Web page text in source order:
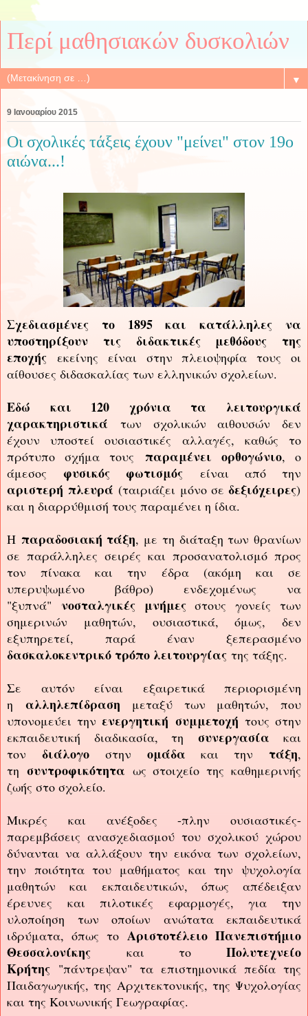
Περί μαθησιακών δυσκολιών
▼
9 Ιανουαρίου 2015
Οι σχολικές τάξεις έχουν "μείνει" στον 19ο
αιώνα...!
Σχεδιασμένες το 1895 και κατάλληλες να
υποστηρίξουν τις διδακτικές μεθόδους της
εποχής
εκείνης είναι στην πλειοψηφία τους οι
αίθουσες διδασκαλίας των ελληνικών σχολείων.
Εδώ και 120 χρόνια τα λειτουργικά
χαρακτηριστικά
των σχολικών αιθουσών δεν
έχουν υποστεί ουσιαστικές αλλαγές, καθώς το
πρότυπο σχήμα τους παραμένει ορθογώνιο, ο
άμεσοςφυσικός φωτισμός είναι από την
αριστερή πλευρά(ταιριάζει μόνο σε δεξιόχειρες)
και η διαρρύθμισή τους παραμένει η ίδια.
Η παραδοσιακή τάξη, με τη διάταξη των θρανίων
σε παράλληλες σειρές και προσανατολισμό προς
τον πίνακα και την έδρα (ακόμη και σε
υπερυψωμένο βάθρο) ενδεχομένως να
"ξυπνά" νοσταλγικές μνήμεςστους γονείς των
σημερινών μαθητών, ουσιαστικά, όμως, δεν
εξυπηρετεί, παρά έναν ξεπερασμένο
δασκαλοκεντρικό τρόπο λειτουργίας της τάξης.
Σε αυτόν είναι εξαιρετικά περιορισμένη
η αλληλεπίδραση μεταξύ των μαθητών, που
υπονομεύει την ενεργητική συμμετοχή τους στην
εκπαιδευτική διαδικασία, τη συνεργασία και
τον διάλογο στην ομάδα και την τάξη,
τη συντροφικότητα ως στοιχείο της καθημερινής
ζωής στο σχολείο.
Μικρές και ανέξοδες -πλην ουσιαστικές-
παρεμβάσεις ανασχεδιασμού του σχολικού χώρου
δύνανται να αλλάξουν την εικόνα των σχολείων,
την ποιότητα του μαθήματος και την ψυχολογία
μαθητών και εκπαιδευτικών, όπως απέδειξαν
έρευνες και πιλοτικές εφαρμογές, για την
υλοποίηση των οποίων ανώτατα εκπαιδευτικά
ιδρύματα, όπως το Αριστοτέλειο Πανεπιστήμιο
Θεσσαλονίκης
και τοΠολυτεχνείο
Κρήτης "πάντρεψαν" τα επιστημονικά πεδία της
Παιδαγωγικής, της Αρχιτεκτονικής, της Ψυχολογίας
και της Κοινωνικής Γεωγραφίας.